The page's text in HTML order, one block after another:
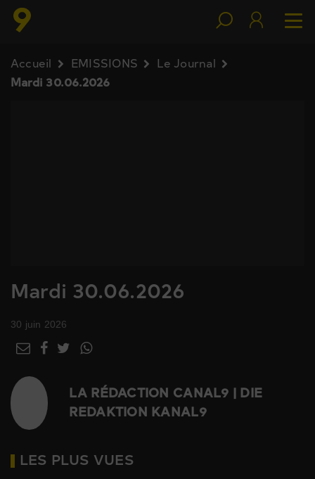
Accueil EMISSIONS
Le Journal
Mardi 30.06.2026
Mardi 30.06.2026
30 juin 2026
LA RÉDACTION CANAL9 | DIE
REDAKTION KANAL9
LES PLUS VUES